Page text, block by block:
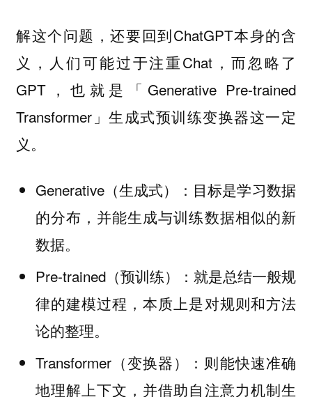
解这个问题，还要回到ChatGPT本身的含
义，人们可能过于注重Chat，而忽略了
GPT，也就是「Generative Pre-trained
Transformer」生成式预训练变换器这一定
义。
Generative（生成式）：目标是学习数据
的分布，并能生成与训练数据相似的新
数据。
Pre-trained（预训练）：就是总结一般规
律的建模过程，本质上是对规则和方法
论的整理。
Transformer（变换器）：则能快速准确
地理解上下文，并借助自注意力机制生